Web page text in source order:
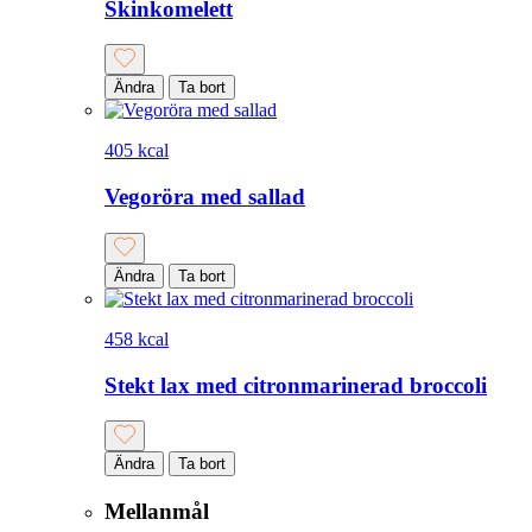
Skinkomelett
Ändra Ta bort
405 kcal
Vegoröra med sallad
Ändra Ta bort
458 kcal
Stekt lax med citronmarinerad broccoli
Ändra Ta bort
Mellanmål